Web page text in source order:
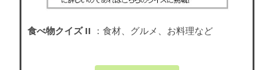
食べ物クイズ II ：食材、グルメ、お料理など